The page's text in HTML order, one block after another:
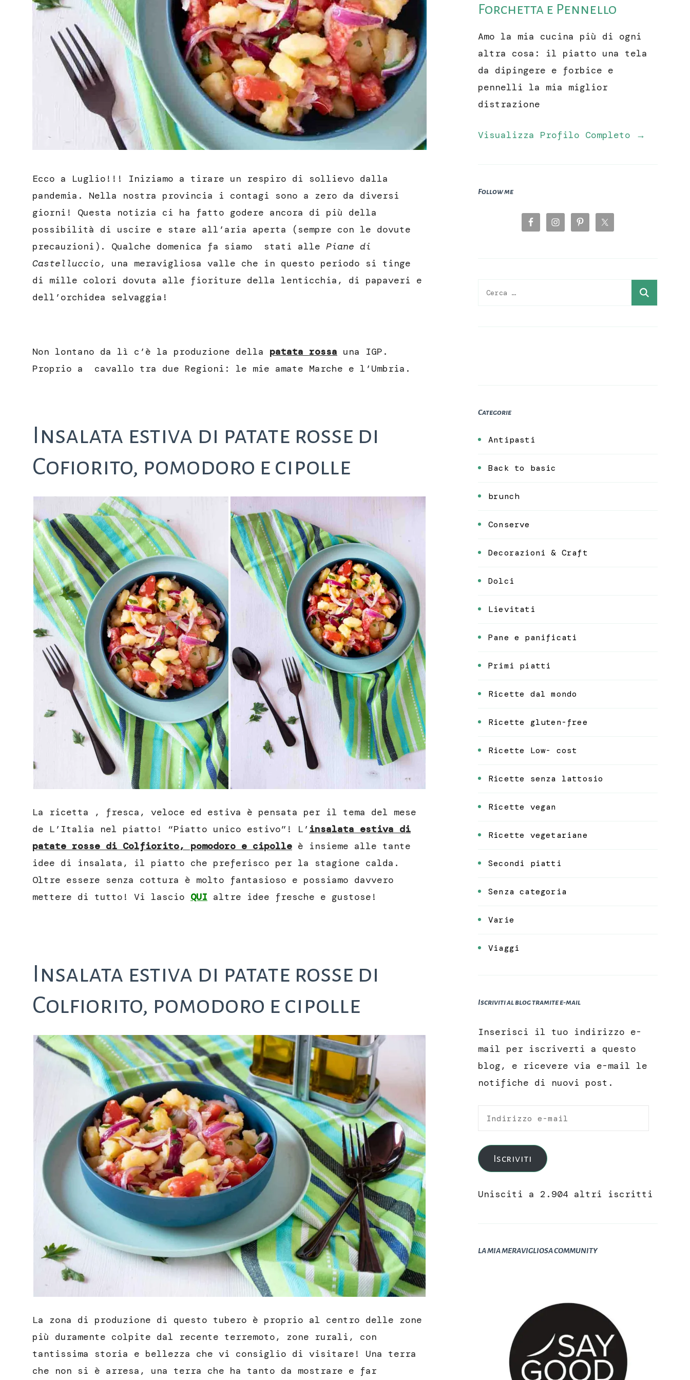
Ecco a Luglio!!! Iniziamo a tirare un respiro di sollievo dalla
pandemia. Nella nostra provincia i contagi sono a zero da diversi
giorni! Questa notizia ci ha fatto godere ancora di più della
possibilità di uscire e stare all’aria aperta (sempre con le dovute
precauzioni). Qualche domenica fa siamo stati alle Piane di
Castelluccio, una meravigliosa valle che in questo periodo si tinge
di mille colori dovuta alle fioriture della lenticchia, di papaveri e
dell’orchidea selvaggia!
Non lontano da lì c’è la produzione della patata rossa una IGP.
Proprio a cavallo tra due Regioni: le mie amate Marche e l’Umbria.
Insalata estiva di patate rosse di
Cofiorito, pomodoro e cipolle
La ricetta , fresca, veloce ed estiva è pensata per il tema del mese
de L’Italia nel piatto! “Piatto unico estivo”! L’ insalata estiva di
patate rosse di Colfiorito, pomodoro e cipolle è insieme alle tante
idee di insalata, il piatto che preferisco per la stagione calda.
Oltre essere senza cottura è molto fantasioso e possiamo davvero
mettere di tutto! Vi lascio QUI altre idee fresche e gustose!
Insalata estiva di patate rosse di
Colfiorito, pomodoro e cipolle
La zona di produzione di questo tubero è proprio al centro delle zone
più duramente colpite dal recente terremoto, zone rurali, con
tantissima storia e bellezza che vi consiglio di visitare! Una terra
che non si è arresa, una terra che ha tanto da mostrare e far
Forchetta e Pennello
Amo la mia cucina più di ogni
altra cosa: il piatto una tela
da dipingere e forbice e
pennelli la mia miglior
distrazione
Visualizza Profilo Completo →
Follow me
Ricerca
Categorie
Antipasti
Back to basic
brunch
Conserve
Decorazioni & Craft
Dolci
Lievitati
Pane e panificati
Primi piatti
Ricette dal mondo
Ricette gluten-free
Ricette Low- cost
Ricette senza lattosio
Ricette vegan
Ricette vegetariane
Secondi piatti
Senza categoria
Varie
Viaggi
Iscriviti al blog tramite e-mail
Inserisci il tuo indirizzo e-
mail per iscriverti a questo
blog, e ricevere via e-mail le
notifiche di nuovi post.
Indirizzo
mail
Iscriviti
Unisciti a 2.904 altri iscritti
LA MIA MERAVIGLIOSA COMMUNITY